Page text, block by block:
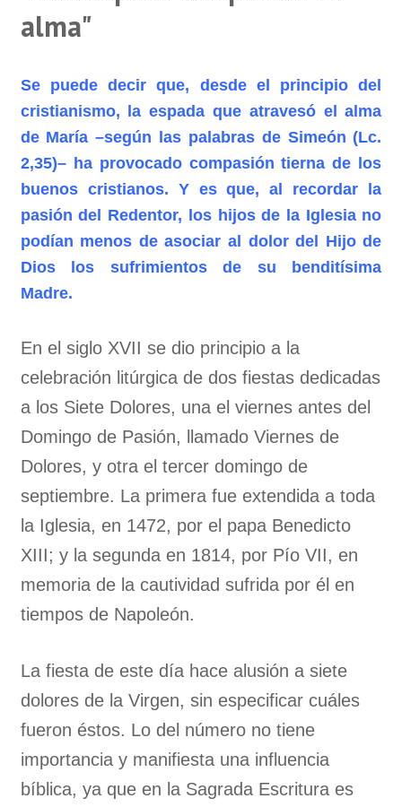
alma"
Se puede decir que, desde el principio del
cristianismo, la espada que atravesó el alma
de María –según las palabras de Simeón (Lc.
2,35)– ha provocado compasión tierna de los
buenos cristianos. Y es que, al recordar la
pasión del Redentor, los hijos de la Iglesia no
podían menos de asociar al dolor del Hijo de
Dios los sufrimientos de su benditísima
Madre.
En el siglo XVII se dio principio a la
celebración litúrgica de dos fiestas dedicadas
a los Siete Dolores, una el viernes antes del
Domingo de Pasión, llamado Viernes de
Dolores, y otra el tercer domingo de
septiembre. La primera fue extendida a toda
la Iglesia, en 1472, por el papa Benedicto
XIII; y la segunda en 1814, por Pío VII, en
memoria de la cautividad sufrida por él en
tiempos de Napoleón.
La fiesta de este día hace alusión a siete
dolores de la Virgen, sin especificar cuáles
fueron éstos. Lo del número no tiene
importancia y manifiesta una influencia
bíblica, ya que en la Sagrada Escritura es